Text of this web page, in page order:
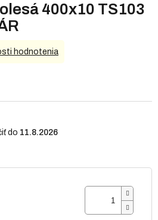
400x10 TS103
11.8.2026
hodnotenia